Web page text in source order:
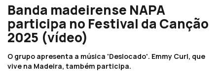
Banda madeirense NAPA
participa no Festival da Canção
2025 (vídeo)
O grupo apresenta a música 'Deslocado'. Emmy Curl, que
vive na Madeira, também participa.